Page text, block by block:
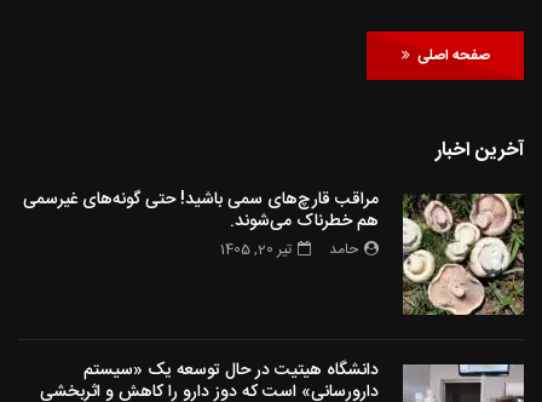
صفحه اصلی
آخرین اخبار
مراقب قارچ‌های سمی باشید! حتی گونه‌های غیرسمی
هم خطرناک می‌شوند.
حامد تیر 20, 1405
دانشگاه هیتیت در حال توسعه یک «سیستم
دارورسانی» است که دوز دارو را کاهش و اثربخشی